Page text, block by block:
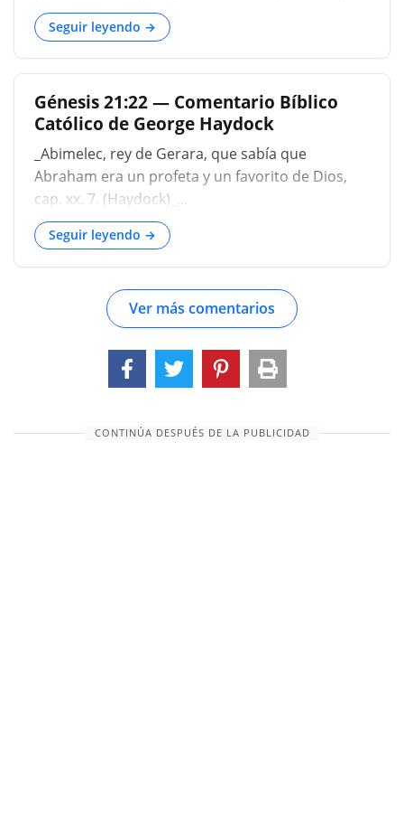
Génesis 22:14 ) 7. La intervención de Dios ...
Seguir leyendo →
Génesis 21:22 — Comentario Bíblico
Católico de George Haydock
_Abimelec, rey de Gerara, que sabía que
Abraham era un profeta y un favorito de Dios,
cap. xx. 7. (Haydock)_...
Seguir leyendo →
Ver más comentarios
CONTINÚA DESPUÉS DE LA PUBLICIDAD